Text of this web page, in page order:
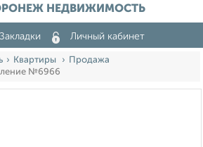
НЕДВИЖИМОСТЬ
Закладки Личный кабинет
Квартиры
Продажа
№6966